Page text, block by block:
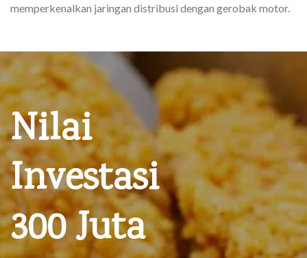
memperkenalkan jaringan distribusi dengan gerobak motor.
Nilai
Investasi
300 Juta